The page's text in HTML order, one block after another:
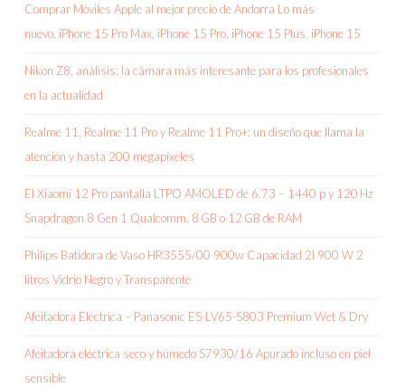
Comprar Móviles Apple al mejor precio de Andorra Lo más
nuevo, iPhone 15 Pro Max, iPhone 15 Pro, iPhone 15 Plus, iPhone 15
Nikon Z8, análisis: la cámara más interesante para los profesionales
en la actualidad
Realme 11, Realme 11 Pro y Realme 11 Pro+: un diseño que llama la
atención y hasta 200 megapíxeles
El Xiaomi 12 Pro pantalla LTPO AMOLED de 6.73 – 1440 p y 120 Hz
Snapdragon 8 Gen 1 Qualcomm, 8 GB o 12 GB de RAM
Philips Batidora de Vaso HR3555/00 900w Capacidad 2l 900 W 2
litros Vidrio Negro y Transparente
Afeitadora Eléctrica – Panasonic ES-LV65-S803 Premium Wet & Dry
Afeitadora eléctrica seco y húmedo S7930/16 Apurado incluso en piel
sensible